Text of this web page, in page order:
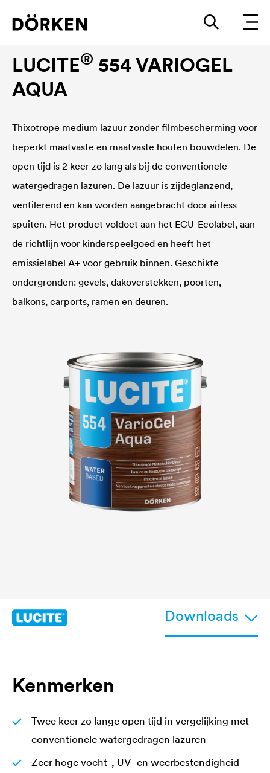
LUCITE® 554 VARIOGEL
AQUA
Thixotrope medium lazuur zonder filmbescherming voor
beperkt maatvaste en maatvaste houten bouwdelen. De
open tijd is 2 keer zo lang als bij de conventionele
watergedragen lazuren. De lazuur is zijdeglanzend,
ventilerend en kan worden aangebracht door airless
spuiten. Het product voldoet aan het ECU-Ecolabel, aan
de richtlijn voor kinderspeelgoed en heeft het
emissielabel A+ voor gebruik binnen. Geschikte
ondergronden: gevels, dakoverstekken, poorten,
balkons, carports, ramen en deuren.
Downloads
Kenmerken
Twee keer zo lange open tijd in vergelijking met
conventionele watergedragen lazuren
Zeer hoge vocht-, UV- en weerbestendigheid